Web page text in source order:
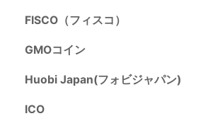
FISCO（フィスコ）
GMOコイン
Huobi Japan(フォビジャパン)
ICO